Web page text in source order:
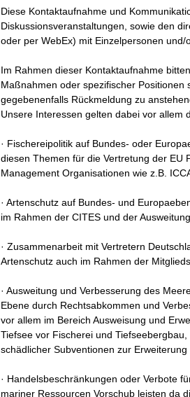
Diese Kontaktaufnahme und
Diskussionsveranstaltungen, sowie den
oder per WebEx) mit Einzelpersonen und/
Im Rahmen dieser Kontaktaufnahme
Maßnahmen oder spezifischer
gegebenenfalls Rückmeldung zu
Unsere Interessen gelten dabei vor allem
· Fischereipolitik auf Bundes- oder
diesen Themen für die Vertretung der EU
Management Organisationen wie z.B.
· Artenschutz auf Bundes- und
im Rahmen der CITES und der
· Zusammenarbeit mit Vertretern
Artenschutz auch im Rahmen der
· Ausweitung und Verbesserung des
Ebene durch Rechtsabkommen und
vor allem im Bereich Ausweisung und
Tiefsee vor Fischerei und
schädlicher Subventionen zur Erweiterung
· Handelsbeschränkungen oder Verbote
mariner Ressourcen Vorschub leisten da